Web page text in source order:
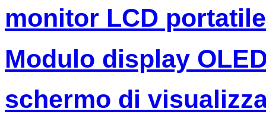
monitor LCD portatile
Modulo display
schermo di